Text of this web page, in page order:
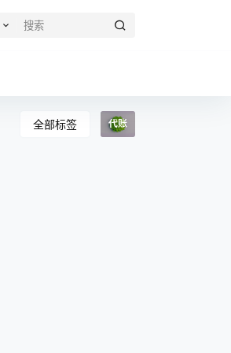
全部标签 代账